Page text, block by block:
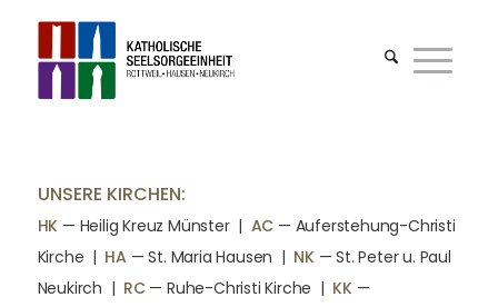
UNSERE KIRCHEN:
HK — Heilig Kreuz Münster | AC — Auferstehung-Christi
Kirche | HA — St. Maria Hausen | NK— St. Peter u. Paul
Neukirch | RC— Ruhe-Christi Kirche | KK—